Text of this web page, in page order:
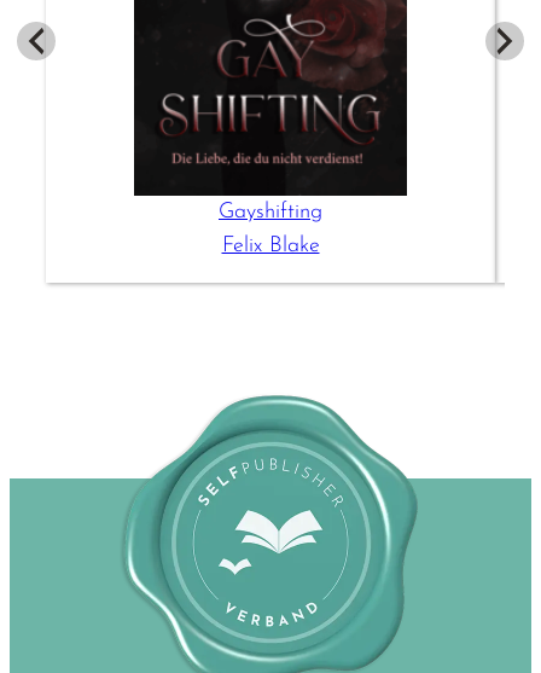
Gayshifting
Felix Blake